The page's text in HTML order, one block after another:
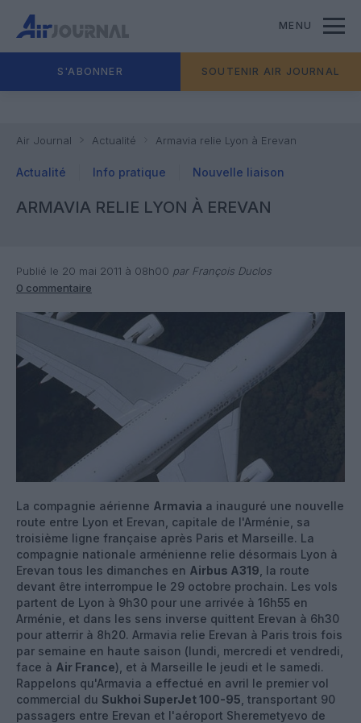
MENU
S'ABONNER SOUTENIR AIR JOURNAL
Air Journal Actualité Armavia relie Lyon à Erevan
Actualité Info pratique Nouvelle liaison
ARMAVIA RELIE LYON À EREVAN
Publié le 20 mai 2011 à 08h00 par François Duclos
0 commentaire
La compagnie aérienne Armavia a inauguré une nouvelle
route entre Lyon et Erevan, capitale de l'Arménie, sa
troisième ligne française après Paris et Marseille. La
compagnie nationale arménienne relie désormais Lyon à
Erevan tous les dimanches en Airbus A319 , la route
devant être interrompue le 29 octobre prochain. Les vols
partent de Lyon à 9h30 pour une arrivée à 16h55 en
Arménie, et dans les sens inverse quittent Erevan à 6h30
pour atterrir à 8h20. Armavia relie Erevan à Paris trois fois
par semaine en haute saison (lundi, mercredi et vendredi,
face à Air France), et à Marseille le jeudi et le samedi.
Rappelons qu'Armavia a effectué en avril le premier vol
commercial du Sukhoi SuperJet 100-95 , transportant 90
passagers entre Erevan et l'aéroport Sheremetyevo de